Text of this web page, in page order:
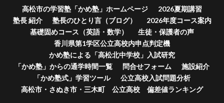
高松市の学習塾「かめ塾」ホームページ
2026夏期講習
塾長 紹介
塾長のひとり言（ブログ）
2026年度コース案内
基礎固めコース（英語・数学）
生徒・保護者の声
香川県第1学区公立高校内申点判定機
かめ塾による「高松北中学校」入試研究
「かめ塾」からの通学時間一覧
問合せフォーム
施設紹介
「かめ塾式」学習ツール
公立高校入試問題分析
高松市・さぬき市・三木町 公立高校 偏差値ランキング